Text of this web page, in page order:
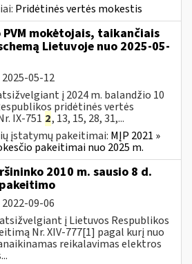
Pridėtinės vertės mokestis
mokėtojais, taikančiais
Lietuvoje nuo 2025-05-
2025-05-12
į 2024 m. balandžio 10
pridėtinės vertės
IX-751 2, 13, 15, 28, 31,...
įstatymų pakeitimai: MĮP 2021 »
pakeitimai nuo 2025 m.
2010 m. sausio 8 d.
2022-09-06
į Lietuvos Respublikos
Nr. XIV-777[1] pagal kurį nuo
reikalavimas elektros